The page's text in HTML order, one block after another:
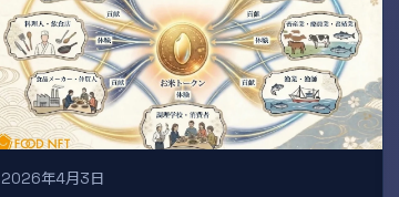
2026年4月3日